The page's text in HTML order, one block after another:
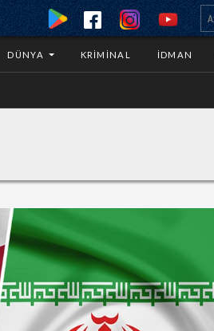
DÜNYA KRIMINAL İDMAN